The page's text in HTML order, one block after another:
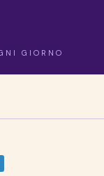
GIORNO